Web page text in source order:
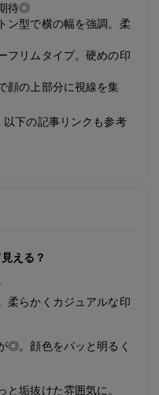
待◎
ン型で横の幅を強調。柔
フリムタイプ。硬めの印
顔の上部分に視線を集
下の記事リンクも参考
える？
柔らかくカジュアルな印
◎。顔色をパッと明るく
垢抜けた雰囲気に。